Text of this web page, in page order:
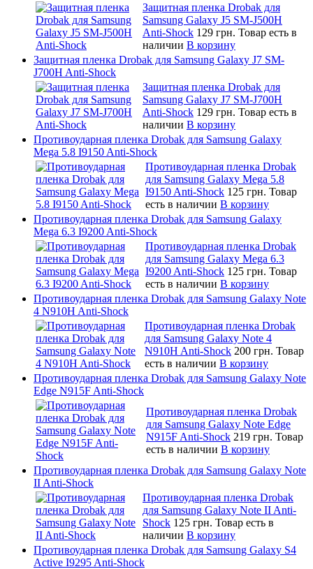
Защитная пленка Drobak для
Samsung Galaxy J5 SM-J500H
Anti-Shock 129 грн. Товар есть в
наличии В корзину
Защитная пленка Drobak для Samsung Galaxy J7 SM-
J700H Anti-Shock
Защитная пленка Drobak для
Samsung Galaxy J7 SM-J700H
Anti-Shock 129 грн. Товар есть в
наличии В корзину
Противоударная пленка Drobak для Samsung Galaxy
Mega 5.8 I9150 Anti-Shock
Противоударная пленка Drobak
для Samsung Galaxy Mega 5.8
I9150 Anti-Shock 125 грн. Товар
есть в наличии В корзину
Противоударная пленка Drobak для Samsung Galaxy
Mega 6.3 I9200 Anti-Shock
Противоударная пленка Drobak
для Samsung Galaxy Mega 6.3
I9200 Anti-Shock 125 грн. Товар
есть в наличии В корзину
Противоударная пленка Drobak для Samsung Galaxy Note
4 N910H Anti-Shock
Противоударная пленка Drobak
для Samsung Galaxy Note 4
N910H Anti-Shock 200 грн. Товар
есть в наличии В корзину
Противоударная пленка Drobak для Samsung Galaxy Note
Edge N915F Anti-Shock
Противоударная пленка Drobak
для Samsung Galaxy Note Edge
N915F Anti-Shock 219 грн. Товар
есть в наличии В корзину
Противоударная пленка Drobak для Samsung Galaxy Note
II Anti-Shock
Противоударная пленка Drobak
для Samsung Galaxy Note II Anti-
Shock 125 грн. Товар есть в
наличии В корзину
Противоударная пленка Drobak для Samsung Galaxy S4
Active I9295 Anti-Shock